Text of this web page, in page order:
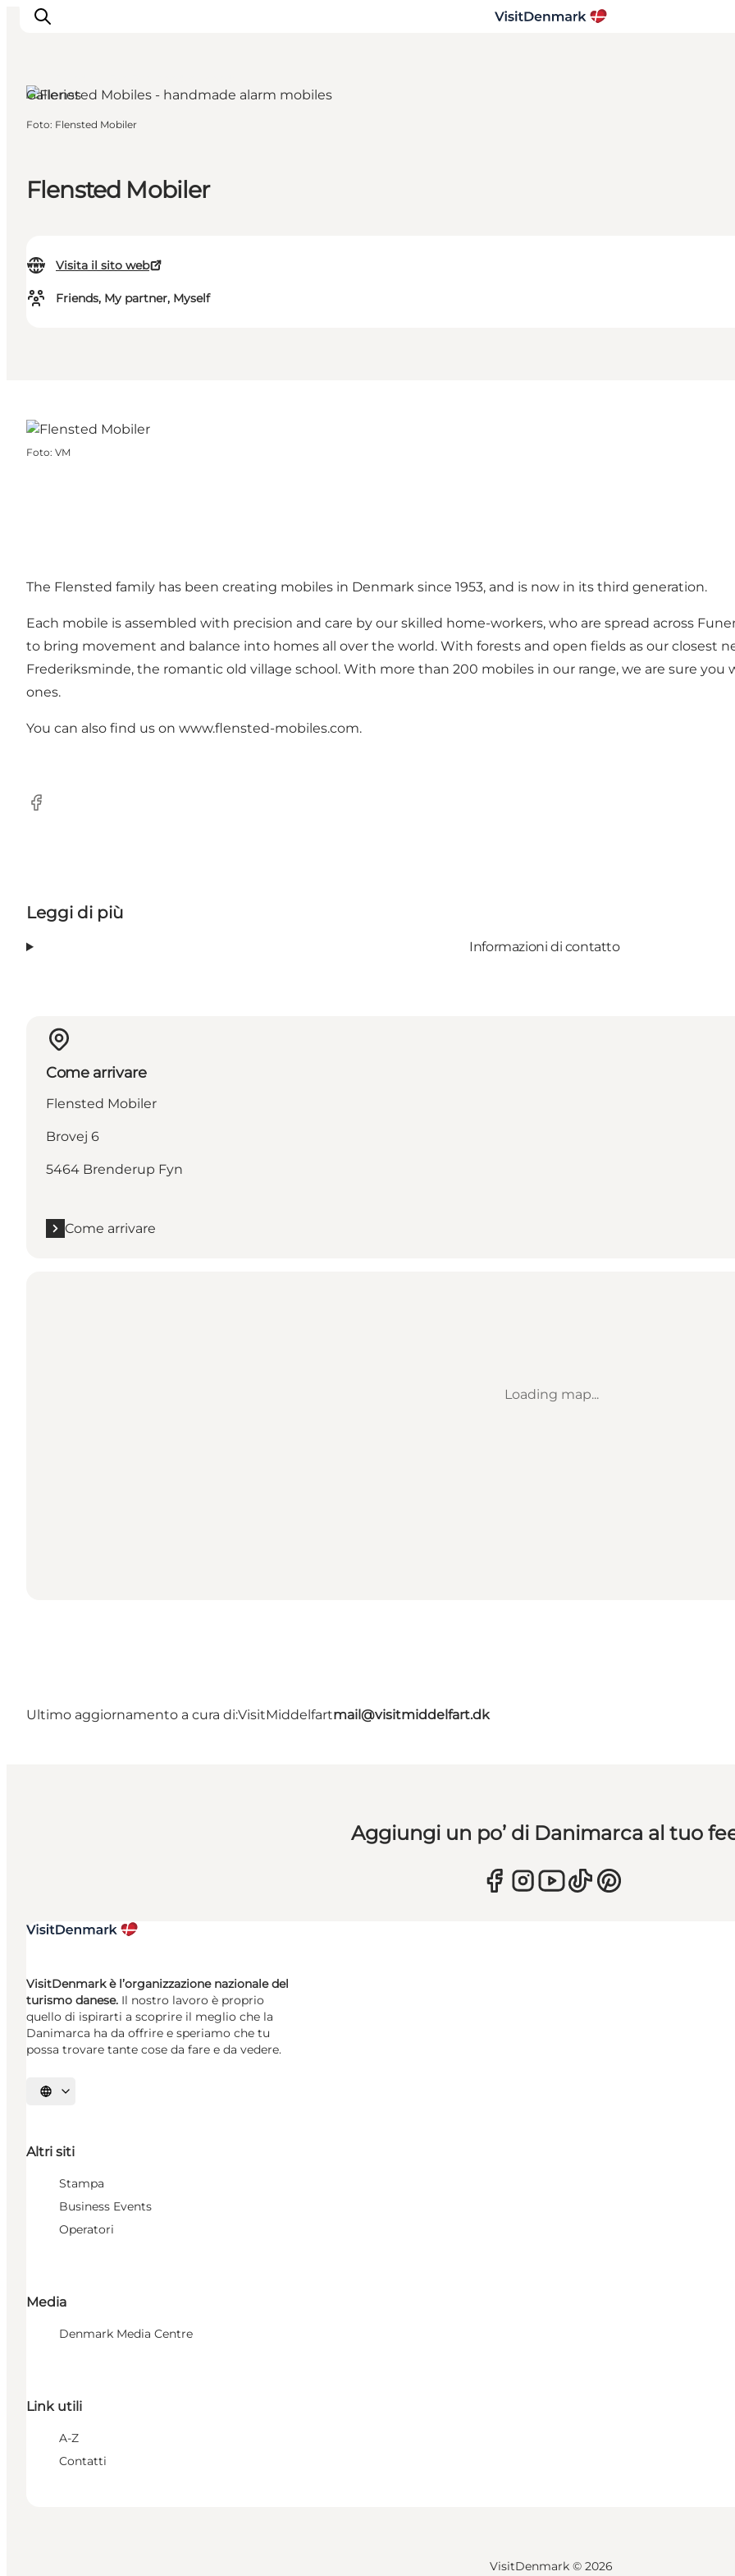
Cosa fare
Flensted Mobiler
Visita il sito web
Friends, My partner, Myself
Galleries
Foto: Flensted Mobiler
Foto: VM
The Flensted family has been creating mobiles in Denmark since 1953, and is now in its third generation.
Each mobile is assembled with precision and care by our skilled home-workers, who are spread across
to bring movement and balance into homes all over the world. With forests and open fields as our closest
Frederiksminde, the romantic old village school. With more than 200 mobiles in our range, we are sure
ones.
You can also find us on www.flensted-mobiles.com.
Facebook
Leggi di più
Informazioni di contatto
Come arrivare
Flensted Mobiler
Brovej 6
5464 Brenderup Fyn
Come arrivare
Loading map...
Ultimo aggiornamento a cura di:VisitMiddelfartmail@visitmiddelfart.dk
Aggiungi un po’ di Danimarca al tuo
VisitDenmark è l’organizzazione nazionale del
turismo danese. Il nostro lavoro è proprio
quello di ispirarti a scoprire il meglio che la
Danimarca ha da offrire e speriamo che tu
possa trovare tante cose da fare e da vedere.
Seleziona la lingua
Altri siti
Stampa
Business Events
Operatori
Media
Denmark Media Centre
Link utili
A-Z
Contatti
VisitDenmark © 2026